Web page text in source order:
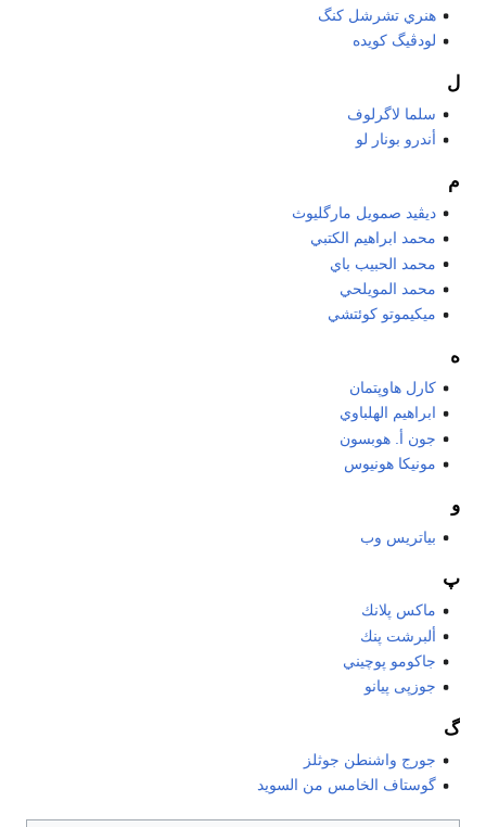
هنري تشرشل كنگ
لودڤيگ كويده
ل
سلما لاگرلوف
أندرو بونار لو
م
ديڤيد صمويل مارگليوث
محمد ابراهيم الكتبي
محمد الحبيب باي
محمد المويلحي
ميكيموتو كوئتشي
ه
كارل هاوپتمان
ابراهيم الهلباوي
جون أ. هوبسون
مونيكا هونيوس
و
بياتريس وب
پ
ماكس پلانك
ألبرشت پنك
جاکومو پوچيني
جوزپى پيانو
گ
جورج واشنطن جوثلز
گوستاف الخامس من السويد